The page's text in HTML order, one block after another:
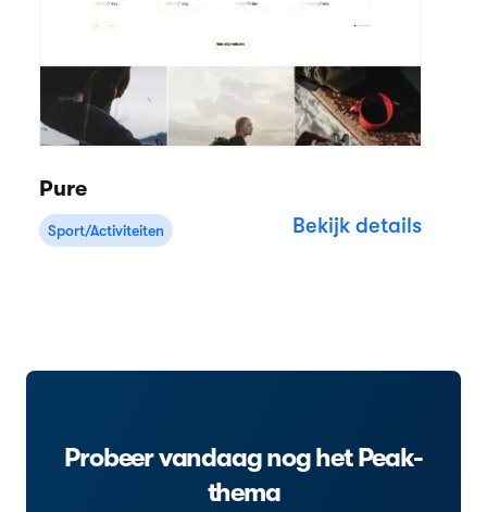
Pure
Sport/Activiteiten Bekijk details
Probeer vandaag nog het Peak-
thema